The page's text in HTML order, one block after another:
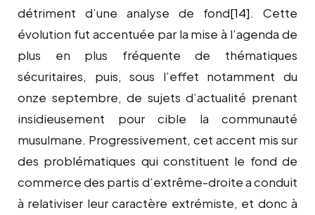
détriment d’une analyse de fond[14]. Cette
évolution fut accentuée par la mise à l’agenda de
plus en plus fréquente de thématiques
sécuritaires, puis, sous l’effet notamment du
onze septembre, de sujets d’actualité prenant
insidieusement pour cible la communauté
musulmane. Progressivement, cet accent mis sur
des problématiques qui constituent le fond de
commerce des partis d’extrême-droite a conduit
à relativiser leur caractère extrémiste, et donc à